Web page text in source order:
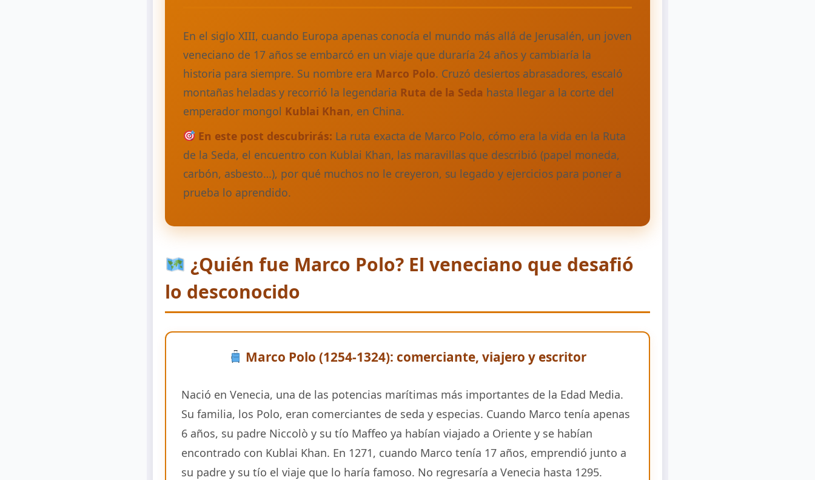
En el siglo XIII, cuando Europa apenas conocía el mundo más allá de Jerusalén, un joven
veneciano de 17 años se embarcó en un viaje que duraría 24 años y cambiaría la
historia para siempre. Su nombre era Marco Polo. Cruzó desiertos abrasadores, escaló
montañas heladas y recorrió la legendaria Ruta de la Seda hasta llegar a la corte del
emperador mongol Kublai Khan, en China.
En este post descubrirás: La ruta exacta de Marco Polo, cómo era la vida en la Ruta
de la Seda, el encuentro con Kublai Khan, las maravillas que describió (papel moneda,
carbón, asbesto…), por qué muchos no le creyeron, su legado y ejercicios para poner a
prueba lo aprendido.
¿Quién fue Marco Polo? El veneciano que desafió
lo desconocido
Marco Polo (1254-1324): comerciante, viajero y escritor
Nació en Venecia, una de las potencias marítimas más importantes de la Edad Media.
Su familia, los Polo, eran comerciantes de seda y especias. Cuando Marco tenía apenas
6 años, su padre Niccolò y su tío Maffeo ya habían viajado a Oriente y se habían
encontrado con Kublai Khan. En 1271, cuando Marco tenía 17 años, emprendió junto a
su padre y su tío el viaje que lo haría famoso. No regresaría a Venecia hasta 1295.